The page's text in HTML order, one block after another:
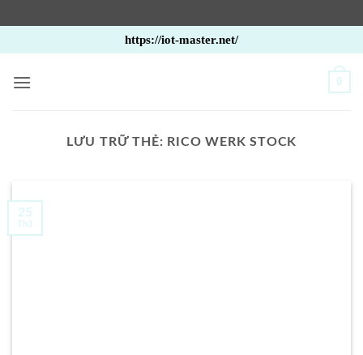
qua
nội
https://iot-master.net/
0
LƯU TRỮ THẺ: RICO WERK STOCK
25
Th3